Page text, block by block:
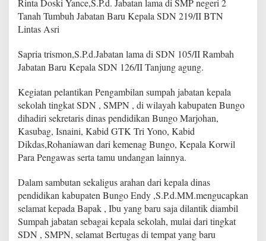
Rinta Doski Yance,S.P.d. Jabatan lama di SMP negeri 2
Tanah Tumbuh Jabatan Baru Kepala SDN 219/II BTN
Lintas Asri
Sapria trismon,S.P.d.Jabatan lama di SDN 105/II Rambah
Jabatan Baru Kepala SDN 126/II Tanjung agung.
Kegiatan pelantikan Pengambilan sumpah jabatan kepala
sekolah tingkat SDN , SMPN , di wilayah kabupaten Bungo
dihadiri sekretaris dinas pendidikan Bungo Marjohan,
Kasubag, Isnaini, Kabid GTK Tri Yono, Kabid
Dikdas,Rohaniawan dari kemenag Bungo, Kepala Korwil
Para Pengawas serta tamu undangan lainnya.
Dalam sambutan sekaligus arahan dari kepala dinas
pendidikan kabupaten Bungo Endy ,S.P.d.MM.mengucapkan
selamat kepada Bapak , Ibu yang baru saja dilantik diambil
Sumpah jabatan sebagai kepala sekolah, mulai dari tingkat
SDN , SMPN, selamat Bertugas di tempat yang baru